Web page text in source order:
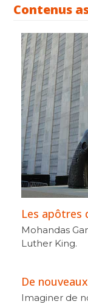
Contenus
Les apôtres
Mohandas
Luther King.
De
Imaginer de